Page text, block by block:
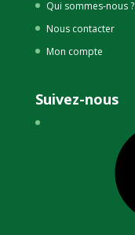
Qui sommes-nous ?
Nous contacter
Mon compte
Suivez-nous